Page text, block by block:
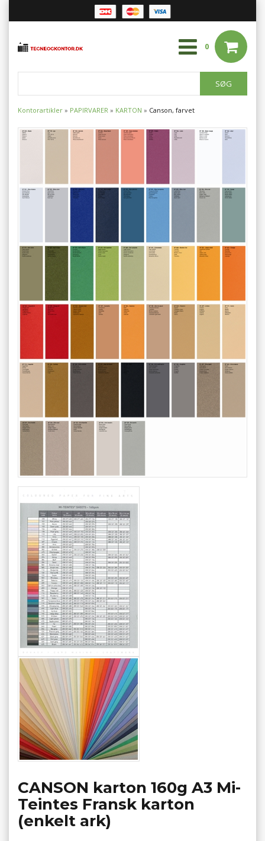
0
Kontorartikler » PAPIRVARER » KARTON » Canson, farvet
CANSON karton 160g A3 Mi-
Teintes Fransk karton
(enkelt ark)